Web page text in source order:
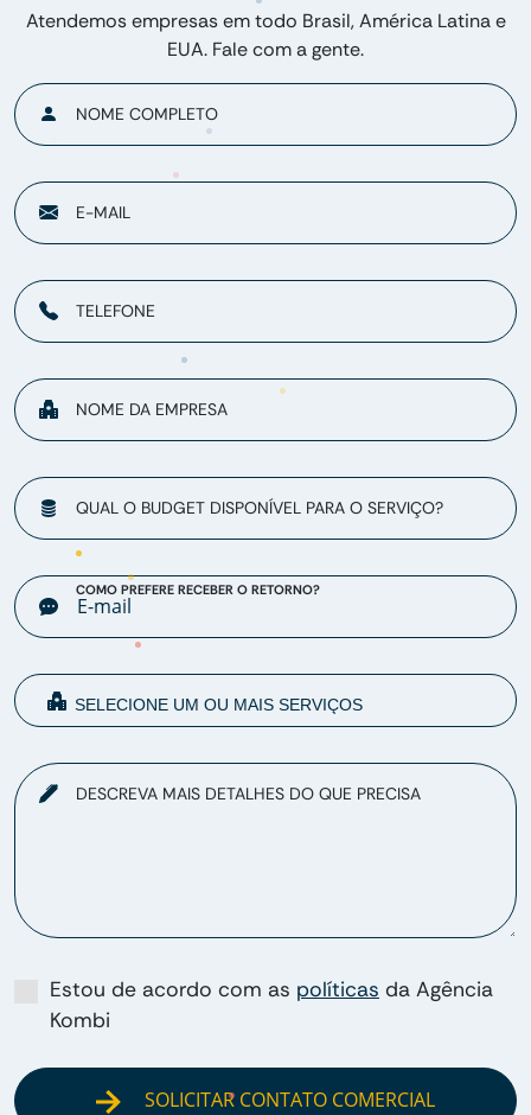
Atendemos empresas em todo Brasil, América Latina e
EUA. Fale com a gente.
NOME COMPLETO
E-MAIL
TELEFONE
NOME DA EMPRESA
QUAL O BUDGET DISPONÍVEL PARA O SERVIÇO?
COMO PREFERE RECEBER O RETORNO?
DESCREVA MAIS DETALHES DO QUE PRECISA
Estou de acordo com as políticas da Agência
Kombi
SOLICITAR CONTATO COMERCIAL